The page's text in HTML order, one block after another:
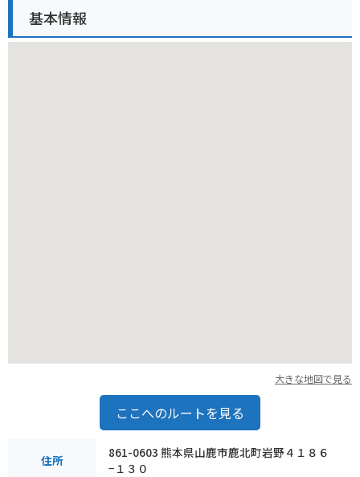
レストランでは、地元の食材を使った料理を楽しむことがで
基本情報
大きな地図で見る
ここへのルートを見る
住所
861-0603 熊本県山鹿市鹿北町岩野４１８６
−１３０